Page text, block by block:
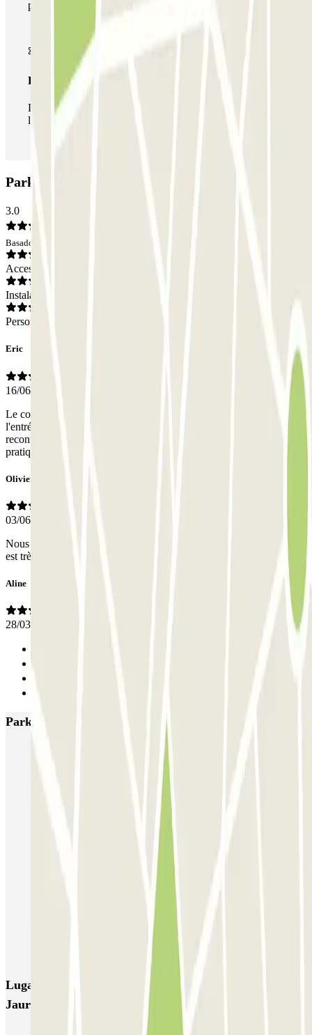
parkings de este operador disponibles en Parclick.
Pase ilimitado
Durante tu estancia podrás entrar y salir del parking todas
las veces que quieras.
Parking INDIGO Jean Jaurès: Opiniones
3.0
Basado en 4 opiniones
Acceso
Instalaciones
Personal
Eric
16/06/2025
Le code obtenu par réservation Internet n'a pas fonctionné pour
l'entrée piéton. Par contre, l'entrée et la sortie voiture avec
reconnaissance de la plaque a très bien fonctionné et est très
pratique.
Olivier
03/06/2025
Nous n'avons pas eu de contact avec le personnel. La porte d'entrée
est très dur à ouvrir. Ce n'est pas normal.
Aline
28/03/2025
Parkings más valorados en Marsella
Ecolowpark - Proche Aéroport Marseille Provence - Découvert
Blue Valet - Aéroport de Marseille (MRS) - Extérieur
MyValetservices2.0 - Service Voiturier - Aéroport de Marseille
Centre du pneu - Aéroport de Marseille
Service Voiturier PARKING SERVICES - Aéroport Marseille
INDIGO Préfecture
INDIGO République
Lugares y eventos interesantes cerca de INDIGO Jean
Jaurès